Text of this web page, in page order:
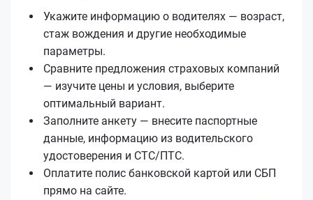
Укажите информацию о водителях — возраст,
стаж вождения и другие необходимые
параметры.
Сравните предложения страховых компаний
— изучите цены и условия, выберите
оптимальный вариант.
Заполните анкету — внесите паспортные
данные, информацию из водительского
удостоверения и СТС/ПТС.
Оплатите полис банковской картой или СБП
прямо на сайте.